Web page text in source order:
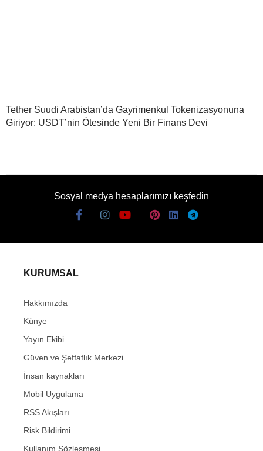
Tether Suudi Arabistan’da Gayrimenkul Tokenizasyonuna
Giriyor: USDT’nin Ötesinde Yeni Bir Finans Devi
Sosyal medya hesaplarımızı keşfedin
KURUMSAL
Hakkımızda
Künye
Yayın Ekibi
Güven ve Şeffaflık Merkezi
İnsan kaynakları
Mobil Uygulama
RSS Akışları
Risk Bildirimi
Kullanım Sözleşmesi